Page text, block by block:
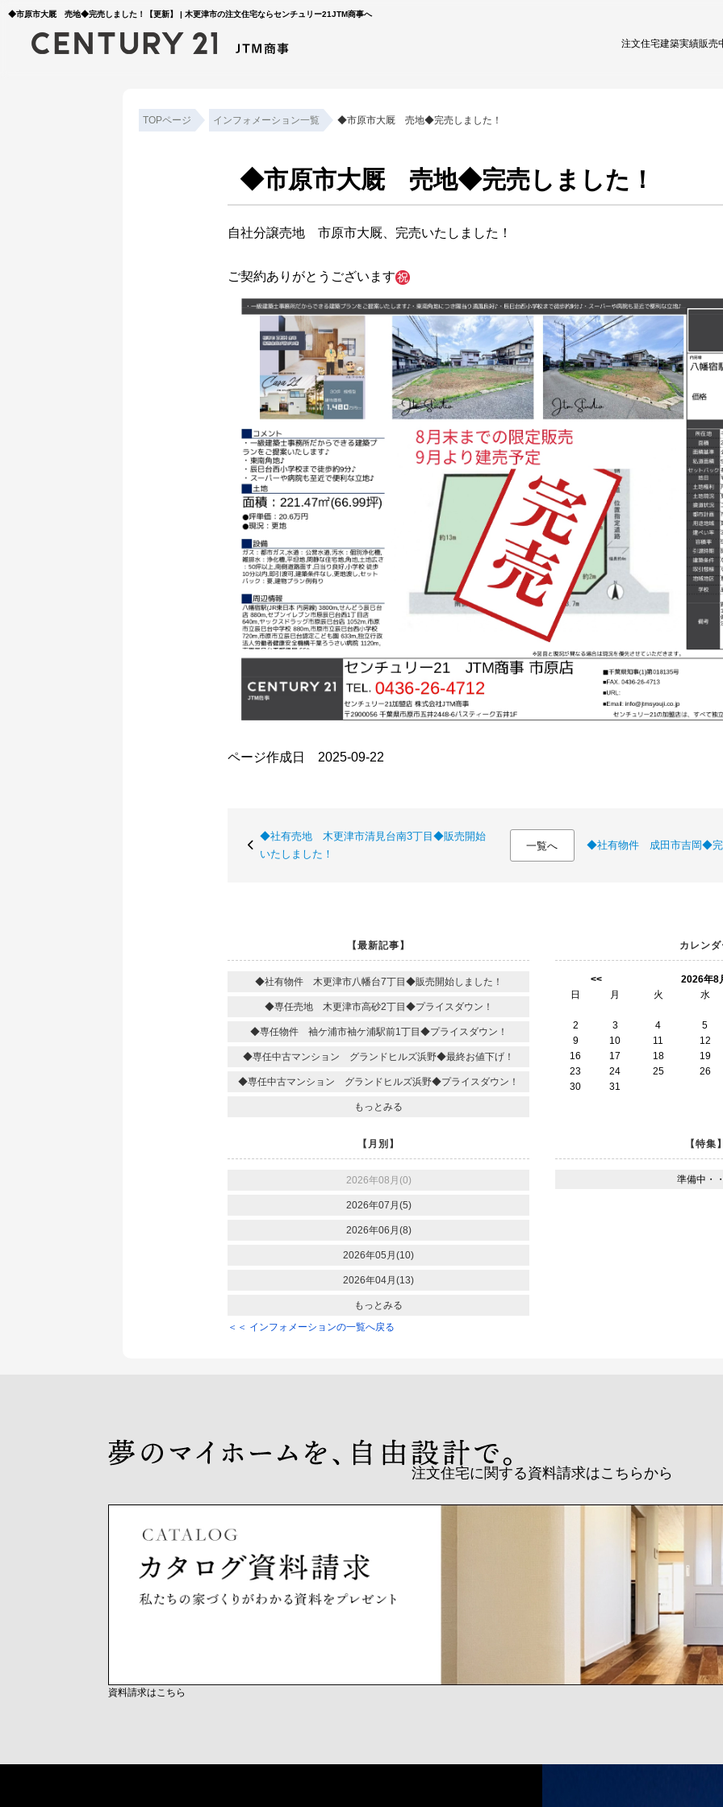
◆市原市大厩 売地◆完売しました！【更新】 | 木更津市の注文住宅ならセンチュリー21JTM商事へ
注文住宅建築実績販売
TOPページ インフォメーション一覧 ◆市原市大厩 売地◆完売しました！
◆市原市大厩 売地◆完売しました！
自社分譲売地 市原市大厩、完売いたしました！
ご契約ありがとうございます
ページ作成日 2025-09-22
◆社有売地 木更津市清見台南3丁目◆販売開始
いたしました！
一覧へ ◆社有物件 成田市吉岡◆完
【最新記事】
◆社有物件 木更津市八幡台7丁目◆販売開始しました！
◆専任売地 木更津市高砂2丁目◆プライスダウン！
◆専任物件 袖ケ浦市袖ケ浦駅前1丁目◆プライスダウン！
◆専任中古マンション グランドヒルズ浜野◆最終お値下げ！
◆専任中古マンション グランドヒルズ浜野◆プライスダウン！
もっとみる
カレン
<<
2026年8
日
月 火 水
2 3 4
5
9
10 11
12
16
17 18
19
23
24 25
26
30
31
【月別】
2026年08月(0)
2026年07月(5)
2026年06月(8)
2026年05月(10)
2026年04月(13)
もっとみる
【特集
準備中・
＜＜ インフォメーションの一覧へ戻る
注文住宅に関する資料請求はこちらから
資料請求はこちら